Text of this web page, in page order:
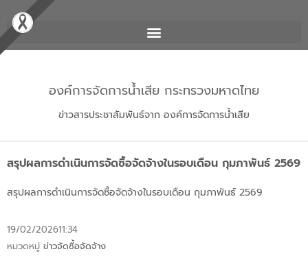
องค์การจัดการน้ำเสีย กระทรวงมหาดไทย
ข่าวสารประชาสัมพันธ์จาก องค์การจัดการน้ำเสีย
สรุปผลการดำเนินการจัดซื้อจัดจ้างในรอบเดือน กุมภาพันธ์ 2569
สรุปผลการดำเนินการจัดซื้อจัดจ้างในรอบเดือน กุมภาพันธ์ 2569
19/02/202611:34
หมวดหมู่ ข่าวจัดซื้อจัดจ้าง